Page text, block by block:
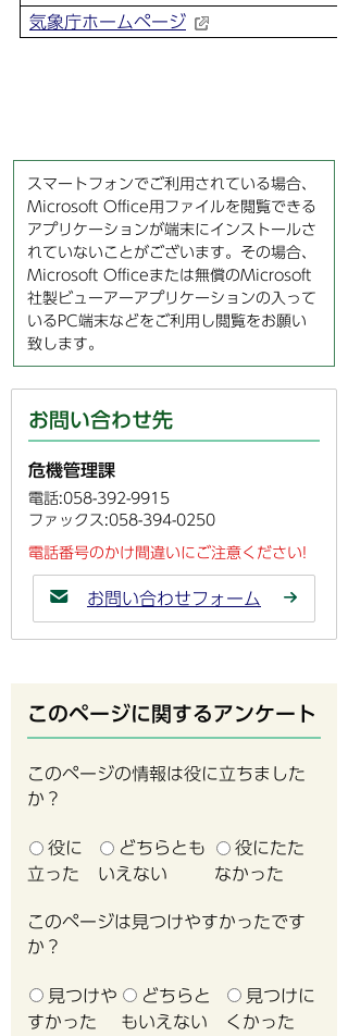
気象庁ホームページ
スマートフォンでご利用されている場合、
Microsoft Office用ファイルを閲覧できる
アプリケーションが端末にインストールさ
れていないことがございます。その場合、
Microsoft Officeまたは無償のMicrosoft
社製ビューアーアプリケーションの入って
いるPC端末などをご利用し閲覧をお願い
致します。
お問い合わせ先
危機管理課
電話:058-392-9915
ファックス:058-394-0250
電話番号のかけ間違いにご注意ください!
お問い合わせフォーム
このページに関するアンケート
このページの情報は役に立ちました
か？
役に
立った
どちらとも
いえない
役にたた
なかった
このページは見つけやすかったです
か？
見つけや
すかった
どちらと
もいえない
見つけに
くかった